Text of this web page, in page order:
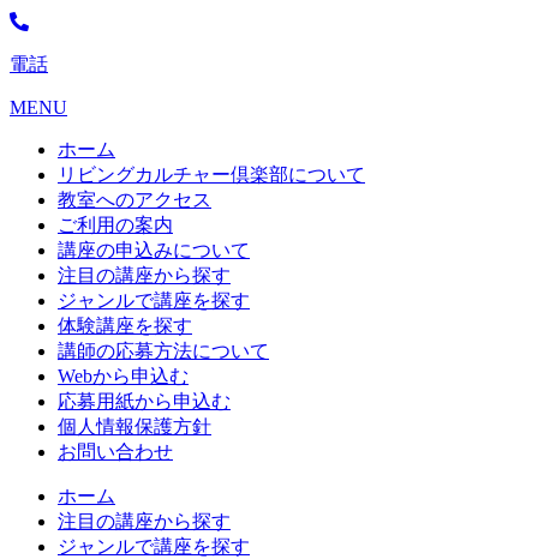
電話
MENU
ホーム
リビングカルチャー倶楽部について
教室へのアクセス
ご利用の案内
講座の申込みについて
注目の講座から探す
ジャンルで講座を探す
体験講座を探す
講師の応募方法について
Webから申込む
応募用紙から申込む
個人情報保護方針
お問い合わせ
ホーム
注目の講座から探す
ジャンルで講座を探す